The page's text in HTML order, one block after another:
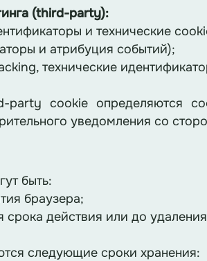
(third-party):
и технические
и атрибуция событий);
технические
cookie определяются
уведомления со
быть:
браузера;
срока действия или до
следующие сроки хранения: